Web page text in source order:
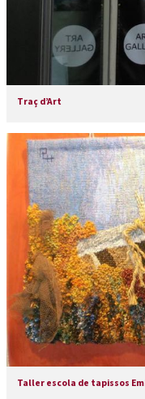
Traç d’Art
Taller escola de tapissos